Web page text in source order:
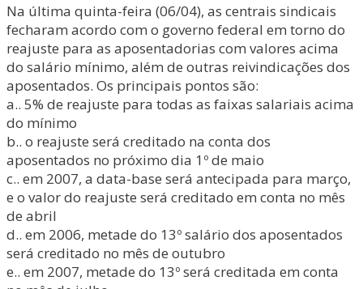
Na última quinta-feira (06/04), as centrais sindicais
fecharam acordo com o governo federal em torno do
reajuste para as aposentadorias com valores acima
do salário mínimo, além de outras reivindicações dos
aposentados. Os principais pontos são:
a.. 5% de reajuste para todas as faixas salariais acima
do mínimo
b.. o reajuste será creditado na conta dos
aposentados no próximo dia 1º de maio
c.. em 2007, a data-base será antecipada para março,
e o valor do reajuste será creditado em conta no mês
de abril
d.. em 2006, metade do 13º salário dos aposentados
será creditado no mês de outubro
e.. em 2007, metade do 13º será creditada em conta